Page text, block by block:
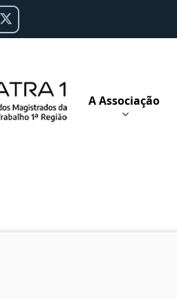
A Associação